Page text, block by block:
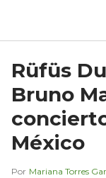
Rüfüs
Bruno
México
Mariana Torres